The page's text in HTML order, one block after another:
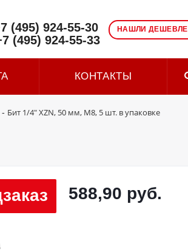
НАШЛИ
(495) 924-55-30
(495) 924-55-33
КОНТАКТЫ
- Бит 1/4" XZN, 50 мм, М8, 5 шт. в упаковке
588,90 руб.